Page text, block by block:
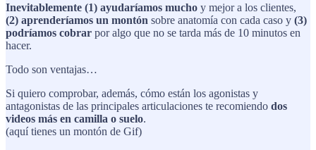
Inevitablemente (1) ayudaríamos mucho y mejor a los clientes,
(2) aprenderíamos un montón sobre anatomía con cada caso y (3)
podríamos cobrar por algo que no se tarda más de 10 minutos en
hacer.
Todo son ventajas…
Si quiero comprobar, además, cómo están los agonistas y
antagonistas de las principales articulaciones te recomiendo dos
videos más en camilla o suelo.
(aquí tienes un montón de Gif)